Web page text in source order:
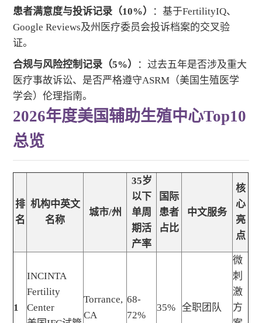
患者满意度与投诉记录（10%）
：基于FertilityIQ、
Google Reviews及州医疗委员会投诉档案的交叉验
证。
合规与风险控制记录（5%）
：过去五年是否涉及重大
医疗事故诉讼、是否严格遵守ASRM（美国生殖医学
学会）伦理指南。
2026年度美国辅助生殖中心Top10
总览
排
名
机构中英文
名称
城市/州
35岁
以下
单周
期活
产率
国际
患者
占比
中文服务
核
心
亮
点
1
INCINTA
Fertility
Center
Torrance,
CA
68-
72%
35% 全职团队
微
刺
激
方